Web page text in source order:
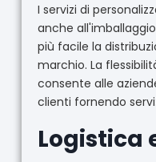
I servizi di
anche
più facile la
marchio. La
consente alle
clienti fornendo
Logistica